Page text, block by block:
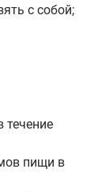
с собой;
пищи в